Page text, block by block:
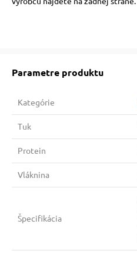
Parametre produktu
Kategórie
Tuk
Protein
Vláknina
Špecifikácia